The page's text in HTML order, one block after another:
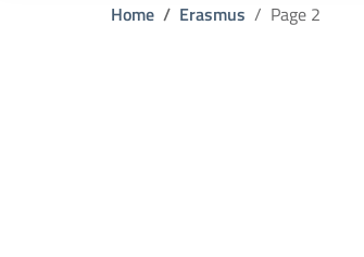
Home Erasmus Page 2